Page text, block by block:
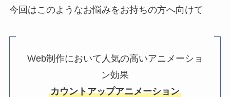
今回はこのようなお悩みをお持ちの方へ向けて
Web制作において人気の高いアニメーショ
ン効果
カウントアップアニメーション